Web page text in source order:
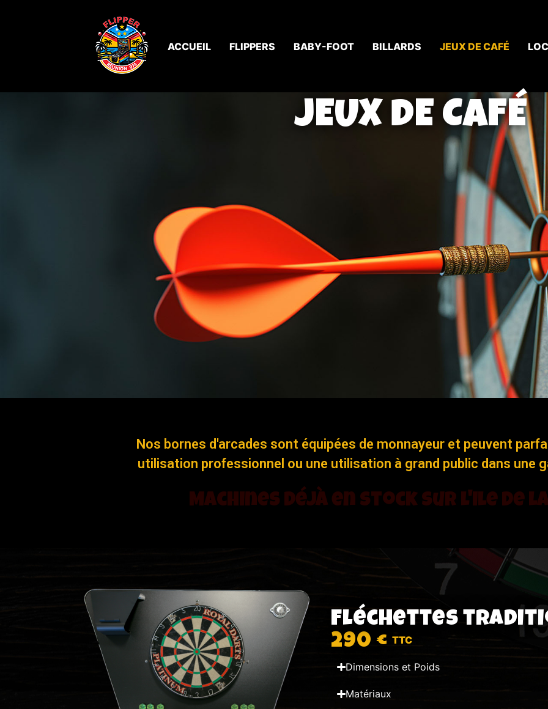
ACCUEIL FLIPPERS BABY-FOOT BILLARDS JEUX DE CAFÉ
JEUX DE CAFÉ
Nos bornes d'arcades sont équipées de monnayeur et peuvent
utilisation professionnel ou une utilisation à grand public dans une
Machines déjà en stock sur l'ile de
Fléchettes
290 €
Dimensions et Poids
Matériaux